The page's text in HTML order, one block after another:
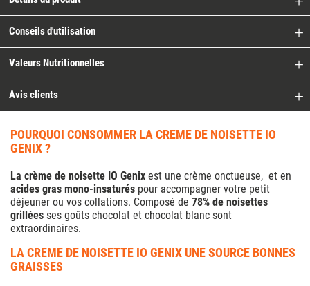
Conseils d'utilisation
Valeurs Nutritionnelles
Avis clients
POURQUOI CONSOMMER LA CREME DE NOISETTE IO
GENIX ?
La crème de noisette IO Genix est une crème onctueuse, et en
acides gras mono-insaturés pour accompagner votre petit
déjeuner ou vos collations. Composé de 78% de noisettes
grillées ses goûts chocolat et chocolat blanc sont
extraordinaires.
LA CREME DE NOISETTE IO GENIX UNE SOURCE BONNES
GRAISSES